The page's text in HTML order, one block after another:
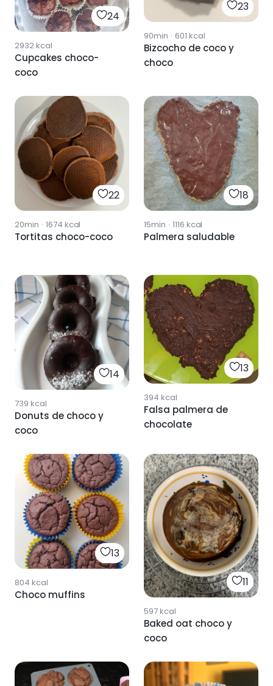
24
2932kcal
Cupcakes choco-
coco
23
90min · 601 kcal
Bizcocho de coco y
choco
22
20min · 1674 kcal
Tortitas choco-coco
18
15min · 1116 kcal
Palmera saludable
14
739 kcal
Donuts de choco y
coco
13
394 kcal
Falsa palmera de
chocolate
13
804 kcal
Choco muffins
11
597kcal
Baked oat choco y
coco